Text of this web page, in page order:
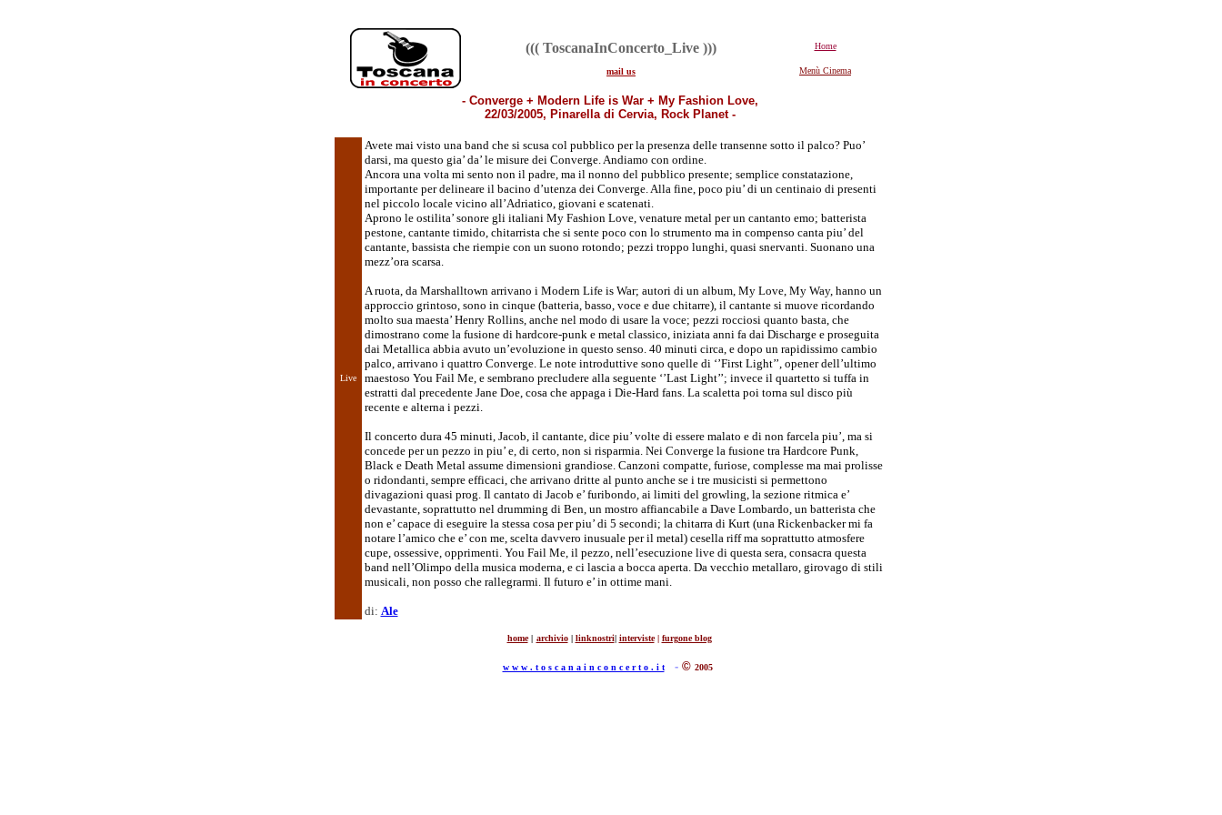
((( ToscanaInConcerto_Live )))
mail us
Home
Menù Cinema
- Converge + Modern Life is War + My Fashion Love,
22/03/2005, Pinarella di Cervia, Rock Planet -
Live
Avete mai visto una band che si scusa col pubblico per la presenza delle transenne sotto il palco? Puo’
darsi, ma questo gia’ da’ le misure dei Converge. Andiamo con ordine.
Ancora una volta mi sento non il padre, ma il nonno del pubblico presente; semplice constatazione,
importante per delineare il bacino d’utenza dei Converge. Alla fine, poco piu’ di un centinaio di presenti
nel piccolo locale vicino all’Adriatico, giovani e scatenati.
Aprono le ostilita’ sonore gli italiani My Fashion Love, venature metal per un cantanto emo; batterista
pestone, cantante timido, chitarrista che si sente poco con lo strumento ma in compenso canta piu’ del
cantante, bassista che riempie con un suono rotondo; pezzi troppo lunghi, quasi snervanti. Suonano una
mezz’ora scarsa.
A ruota, da Marshalltown arrivano i Modern Life is War; autori di un album, My Love, My Way, hanno un
approccio grintoso, sono in cinque (batteria, basso, voce e due chitarre), il cantante si muove ricordando
molto sua maesta’ Henry Rollins, anche nel modo di usare la voce; pezzi rocciosi quanto basta, che
dimostrano come la fusione di hardcore-punk e metal classico, iniziata anni fa dai Discharge e proseguita
dai Metallica abbia avuto un’evoluzione in questo senso. 40 minuti circa, e dopo un rapidissimo cambio
palco, arrivano i quattro Converge. Le note introduttive sono quelle di ‘’First Light’’, opener dell’ultimo
maestoso You Fail Me, e sembrano precludere alla seguente ‘’Last Light’’; invece il quartetto si tuffa in
estratti dal precedente Jane Doe, cosa che appaga i Die-Hard fans. La scaletta poi torna sul disco più
recente e alterna i pezzi.
Il concerto dura 45 minuti, Jacob, il cantante, dice piu’ volte di essere malato e di non farcela piu’, ma si
concede per un pezzo in piu’ e, di certo, non si risparmia. Nei Converge la fusione tra Hardcore Punk,
Black e Death Metal assume dimensioni grandiose. Canzoni compatte, furiose, complesse ma mai prolisse
o ridondanti, sempre efficaci, che arrivano dritte al punto anche se i tre musicisti si permettono
divagazioni quasi prog. Il cantato di Jacob e’ furibondo, ai limiti del growling, la sezione ritmica e’
devastante, soprattutto nel drumming di Ben, un mostro affiancabile a Dave Lombardo, un batterista che
non e’ capace di eseguire la stessa cosa per piu’ di 5 secondi; la chitarra di Kurt (una Rickenbacker mi fa
notare l’amico che e’ con me, scelta davvero inusuale per il metal) cesella riff ma soprattutto atmosfere
cupe, ossessive, opprimenti. You Fail Me, il pezzo, nell’esecuzione live di questa sera, consacra questa
band nell’Olimpo della musica moderna, e ci lascia a bocca aperta. Da vecchio metallaro, girovago di stili
musicali, non posso che rallegrarmi. Il futuro e’ in ottime mani.
di: Ale
home | archivio | linknostri| interviste| furgone blog
w w w . t o s c a n a i n c o n c e r t o . i t - © 2005